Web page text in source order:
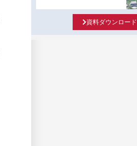
資料ダウンロード